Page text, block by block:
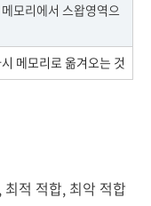
모리에서 스왑영역으
메모리로 옮겨오는 것
적 적합, 최악 적합